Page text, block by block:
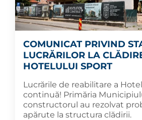
COMUNICAT PRIVIND
LUCRĂRILOR LA
HOTELULUI SPORT
Lucrările de reabilitare a
continuă! Primăria
constructorul au rezolvat
apărute la structura clădirii.